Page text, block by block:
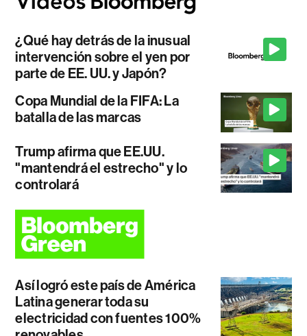
¿Qué hay detrás de la inusual
intervención sobre el yen por
parte de EE. UU. y Japón?
Copa Mundial de la FIFA: La
batalla de las marcas
Trump afirma que EE.UU.
"mantendrá el estrecho" y lo
controlará
Así logró este país de América
Latina generar toda su
electricidad con fuentes 100%